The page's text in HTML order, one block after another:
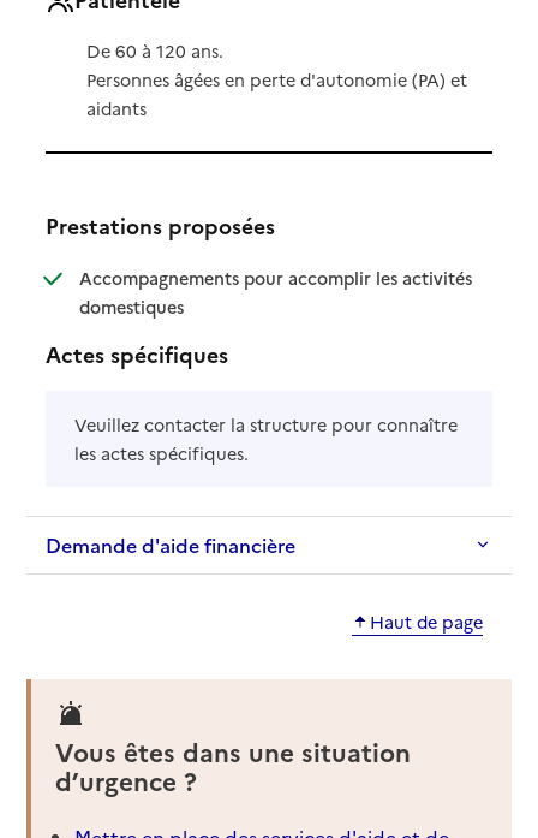
De 60 à 120 ans.
Personnes âgées en perte d'autonomie (PA) et
aidants
Prestations proposées
Accompagnements pour accomplir les activités
domestiques: disponible
: non disponible
Actes spécifiques
Veuillez contacter la structure pour connaître
les actes spécifiques.
Demande d'aide financière
Haut de page
Vous êtes dans une situation
d’urgence ?